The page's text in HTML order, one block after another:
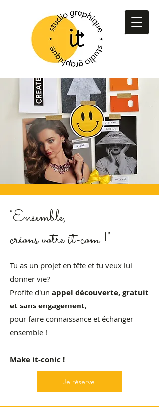
"Ensemble,
créons votre it-com !"
Tu as un projet en tête et tu veux lui
donner vie?
Profite d'un appel découverte, gratuit
et sans engagement,
pour faire connaissance et échanger
ensemble !
Make it-conic !
Je réserve